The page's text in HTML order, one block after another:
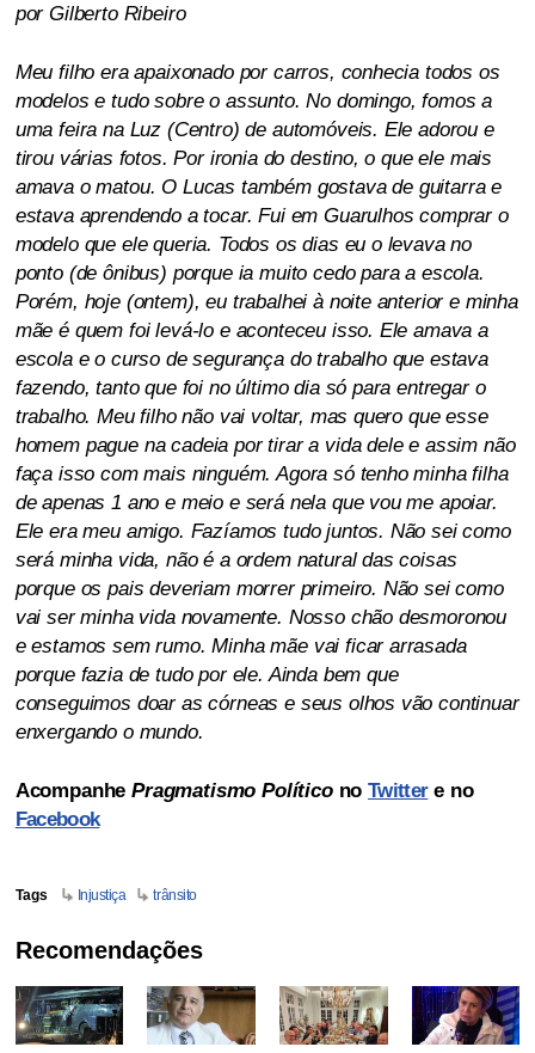
por Gilberto Ribeiro
Meu filho era apaixonado por carros, conhecia todos os
modelos e tudo sobre o assunto. No domingo, fomos a
uma feira na Luz (Centro) de automóveis. Ele adorou e
tirou várias fotos. Por ironia do destino, o que ele mais
amava o matou. O Lucas também gostava de guitarra e
estava aprendendo a tocar. Fui em Guarulhos comprar o
modelo que ele queria. Todos os dias eu o levava no
ponto (de ônibus) porque ia muito cedo para a escola.
Porém, hoje (ontem), eu trabalhei à noite anterior e minha
mãe é quem foi levá-lo e aconteceu isso. Ele amava a
escola e o curso de segurança do trabalho que estava
fazendo, tanto que foi no último dia só para entregar o
trabalho. Meu filho não vai voltar, mas quero que esse
homem pague na cadeia por tirar a vida dele e assim não
faça isso com mais ninguém. Agora só tenho minha filha
de apenas 1 ano e meio e será nela que vou me apoiar.
Ele era meu amigo. Fazíamos tudo juntos. Não sei como
será minha vida, não é a ordem natural das coisas
porque os pais deveriam morrer primeiro. Não sei como
vai ser minha vida novamente. Nosso chão desmoronou
e estamos sem rumo. Minha mãe vai ficar arrasada
porque fazia de tudo por ele. Ainda bem que
conseguimos doar as córneas e seus olhos vão continuar
enxergando o mundo.
AcompanhePragmatismo PolíticonoTwittere no
Facebook
Tags Injustiça trânsito
Recomendações